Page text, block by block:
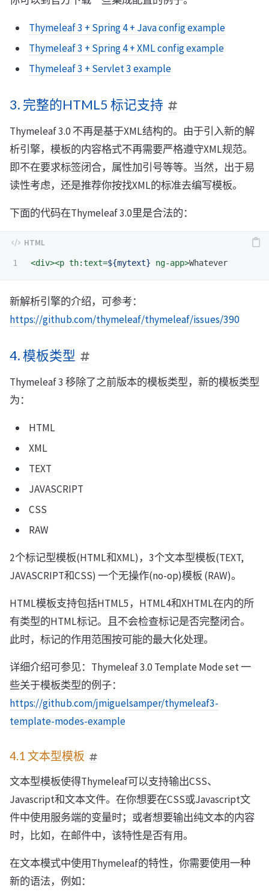
Thymeleaf 3 + Spring 4 + Java config example
Thymeleaf 3 + Spring 4 + XML config example
Thymeleaf 3 + Servlet 3 example
3. 完整的HTML5 标记支持
Thymeleaf 3.0 不再是基于XML结构的。由于引入新的解
析引擎，模板的内容格式不再需要严格遵守XML规范。
即不在要求标签闭合，属性加引号等等。当然，出于易
读性考虑，还是推荐你按找XML的标准去编写模板。
下面的代码在Thymeleaf 3.0里是合法的：
<div><p th:text=${mytext} ng-app>
新解析引擎的介绍，可参考：
https://github.com/thymeleaf/thymeleaf/issues/390
4. 模板类型
Thymeleaf 3 移除了之前版本的模板类型，新的模板类型
为：
HTML
XML
TEXT
JAVASCRIPT
CSS
RAW
2个标记型模板(HTML和XML)，3个文本型模板(TEXT,
JAVASCRIPT和CSS) 一个无操作(no-op)模板 (RAW)。
HTML模板支持包括HTML5，HTML4和XHTML在内的所
有类型的HTML标记。且不会检查标记是否完整闭合。
此时，标记的作用范围按可能的最大化处理。
详细介绍可参见：Thymeleaf 3.0 Template Mode set 一
些关于模板类型的例子：
https://github.com/jmiguelsamper/thymeleaf3-
template-modes-example
4.1 文本型模板
文本型模板使得Thymeleaf可以支持输出CSS、
Javascript和文本文件。在你想要在CSS或Javascript文
件中使用服务端的变量时；或者想要输出纯文本的内容
时，比如，在邮件中，该特性是否有用。
在文本模式中使用Thymeleaf的特性，你需要使用一种
新的语法，例如：